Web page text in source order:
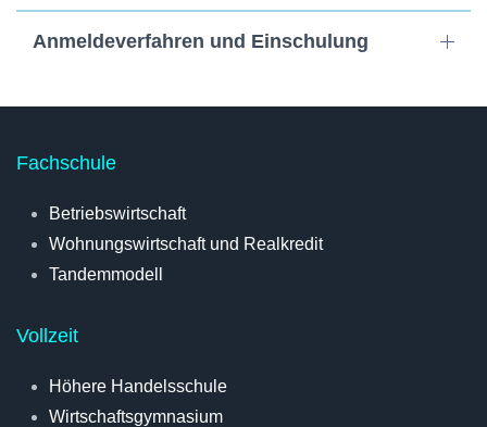
Anmeldeverfahren und Einschulung
Fachschule
Betriebswirtschaft
Wohnungswirtschaft und Realkredit
Tandemmodell
Vollzeit
Höhere Handelsschule
Wirtschaftsgymnasium